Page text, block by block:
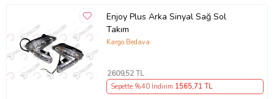
Enjoy Plus Arka Sinyal Sağ Sol
Takım
Kargo Bedava
2609,52 TL
Sepette %40 İndirim 1565,71 TL